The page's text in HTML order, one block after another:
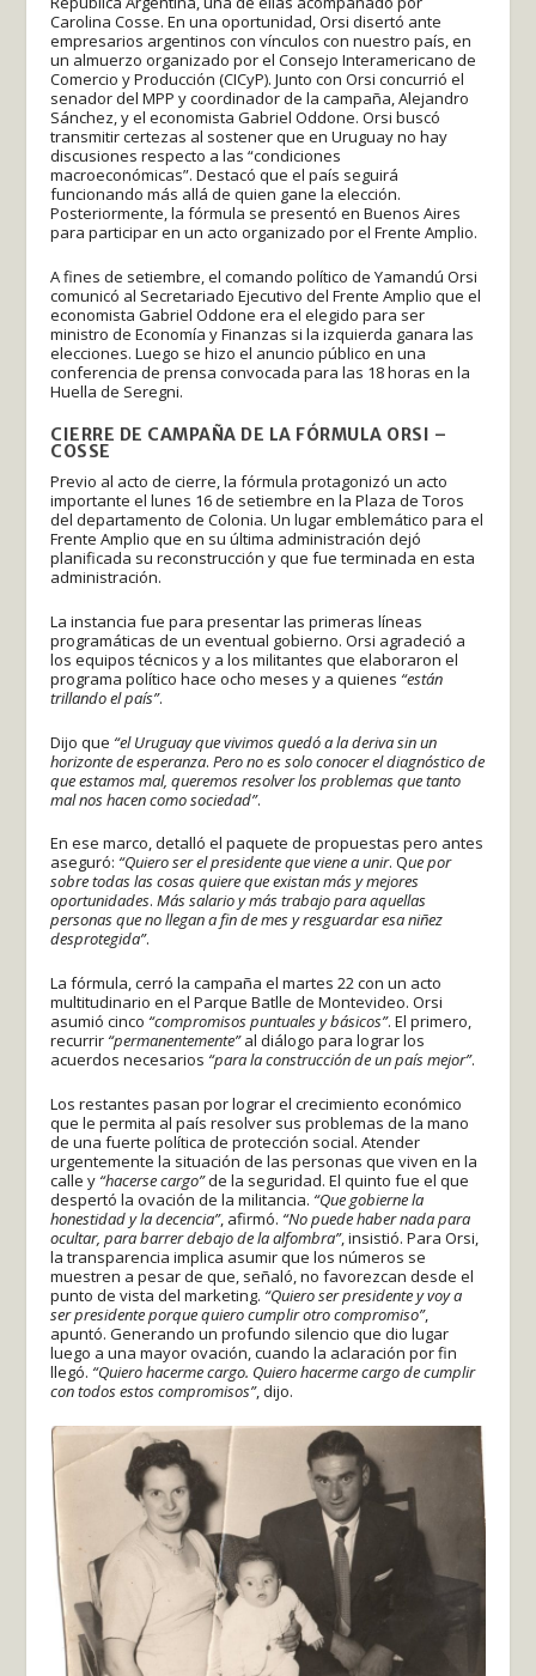
Carolina Cosse. En una oportunidad, Orsi disertó ante
empresarios argentinos con vínculos con nuestro país, en
un almuerzo organizado por el Consejo Interamericano de
Comercio y Producción (CICyP). Junto con Orsi concurrió el
senador del MPP y coordinador de la campaña, Alejandro
Sánchez, y el economista Gabriel Oddone. Orsi buscó
transmitir certezas al sostener que en Uruguay no hay
discusiones respecto a las “condiciones
macroeconómicas”. Destacó que el país seguirá
funcionando más allá de quien gane la elección.
Posteriormente, la fórmula se presentó en Buenos Aires
para participar en un acto organizado por el Frente Amplio.
A fines de setiembre, el comando político de Yamandú Orsi
comunicó al Secretariado Ejecutivo del Frente Amplio que el
economista Gabriel Oddone era el elegido para ser
ministro de Economía y Finanzas si la izquierda ganara las
elecciones. Luego se hizo el anuncio público en una
conferencia de prensa convocada para las 18 horas en la
Huella de Seregni.
CIERRE DE CAMPAÑA DE LA FÓRMULA ORSI –
COSSE
Previo al acto de cierre, la fórmula protagonizó un acto
importante el lunes 16 de setiembre en la Plaza de Toros
del departamento de Colonia. Un lugar emblemático para el
Frente Amplio que en su última administración dejó
planificada su reconstrucción y que fue terminada en esta
administración.
La instancia fue para presentar las primeras líneas
programáticas de un eventual gobierno. Orsi agradeció a
los equipos técnicos y a los militantes que elaboraron el
programa político hace ocho meses y a quienes “están
trillando el país”.
Dijo que “el Uruguay que vivimos quedó a la deriva sin un
horizonte de esperanza. Pero no es solo conocer el diagnóstico de
que estamos mal, queremos resolver los problemas que tanto
mal nos hacen como sociedad”.
En ese marco, detalló el paquete de propuestas pero antes
aseguró: “Quiero ser el presidente que viene a unir. Que por
sobre todas las cosas quiere que existan más y mejores
oportunidades. Más salario y más trabajo para aquellas
personas que no llegan a fin de mes y resguardar esa niñez
desprotegida”.
La fórmula, cerró la campaña el martes 22 con un acto
multitudinario en el Parque Batlle de Montevideo. Orsi
asumió cinco “compromisos puntuales y básicos”. El primero,
recurrir “permanentemente”al diálogo para lograr los
acuerdos necesarios “para la construcción de un país mejor”.
Los restantes pasan por lograr el crecimiento económico
que le permita al país resolver sus problemas de la mano
de una fuerte política de protección social. Atender
urgentemente la situación de las personas que viven en la
calle y “hacerse cargo”de la seguridad. El quinto fue el que
despertó la ovación de la militancia. “Que gobierne la
honestidad y la decencia”, afirmó. “No puede haber nada para
ocultar, para barrer debajo de la alfombra”, insistió. Para Orsi,
la transparencia implica asumir que los números se
muestren a pesar de que, señaló, no favorezcan desde el
punto de vista del marketing. “Quiero ser presidente y voy a
ser presidente porque quiero cumplir otro compromiso”,
apuntó. Generando un profundo silencio que dio lugar
luego a una mayor ovación, cuando la aclaración por fin
llegó. “Quiero hacerme cargo. Quiero hacerme cargo de cumplir
con todos estos compromisos”, dijo.